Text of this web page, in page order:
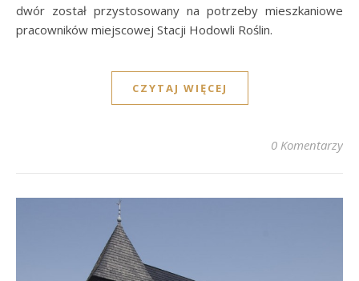
dwór został przystosowany na potrzeby mieszkaniowe
pracowników miejscowej Stacji Hodowli Roślin.
CZYTAJ WIĘCEJ
0 Komentarzy